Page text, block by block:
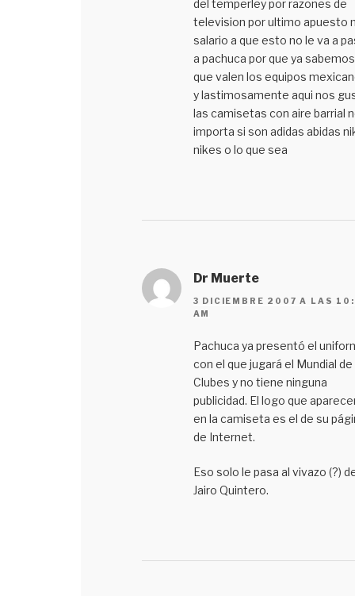
del temperley por razones de
television por ultimo apuesto
salario a que esto no le va a
a pachuca por que ya
que valen los equipos
y lastimosamente aqui nos
las camisetas con aire barrial
importa si son adidas abidas
nikes o lo que sea
Dr Muerte
3 DICIEMBRE 2007 A LAS
AM
Pachuca ya presentó el
con el que jugará el Mundial de
Clubes y no tiene ninguna
publicidad. El logo que
en la camiseta es el de su
de Internet.
Eso solo le pasa al vivazo (?)
Jairo Quintero.